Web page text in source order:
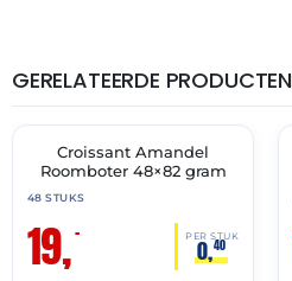
GERELATEERDE PRODUCTEN
🔥 OP=OP
THT:
30-
Croissant Amandel
Roomboter 48×82 gram
48 STUKS
19,– PER STUK
0,40